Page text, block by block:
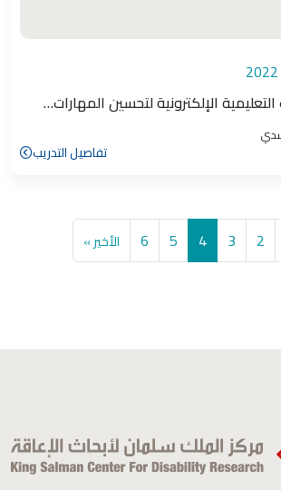
التعليمية الإلكترونية لتحسين المهارات…
تفاصيل التدريب
Pagination الصفحة
2 الصفحة
3
Current page
4 الصفحة
5 الصفحة
6
Last page
الأخير »